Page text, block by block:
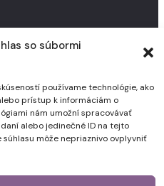
so súbormi
používame technológie, ako
prístup k informáciám o
nám umožní spracovávať
alebo jedinečné ID na tejto
môže nepriaznivo ovplyvniť